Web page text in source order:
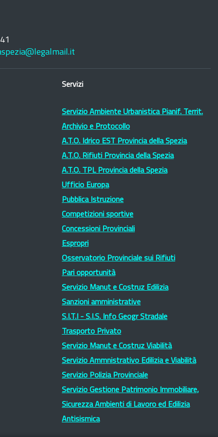
Servizi
Servizio Ambiente Urbanistica Pianif. Territ.
Archivio e Protocollo
A.T.O. Idrico EST Provincia della Spezia
A.T.O. Rifiuti Provincia della Spezia
A.T.O. TPL Provincia della Spezia
Ufficio Europa
Pubblica Istruzione
Competizioni sportive
Concessioni Provinciali
Espropri
Osservatorio Provinciale sui Rifiuti
Pari opportunità
Servizio Manut e Costruz Edilizia
Sanzioni amministrative
S.I.T.I - S.I.S. Info Geogr Stradale
Trasporto Privato
Servizio Manut e Costruz Viabilità
Servizio Ammnistrativo Edilizia e Viabilità
Servizio Polizia Provinciale
Servizio Gestione Patrimonio Immobiliare,
Sicurezza Ambienti di Lavoro ed Edilizia
Antisismica